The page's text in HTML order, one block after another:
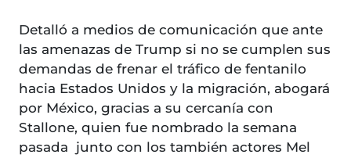
Detalló a medios de comunicación que ante
las amenazas de Trump si no se cumplen sus
demandas de frenar el tráfico de fentanilo
hacia Estados Unidos y la migración, abogará
por México, gracias a su cercanía con
Stallone, quien fue nombrado la semana
pasada junto con los también actores Mel